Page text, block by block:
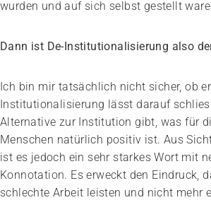
wurden und auf sich selbst gestellt
Dann ist De-Institutionalisierung also
Ich bin mir tatsächlich nicht sicher, ob
Institutionalisierung lässt darauf
Alternative zur Institution gibt, was für
Menschen natürlich positiv ist. Aus
ist es jedoch ein sehr starkes Wort mit
Konnotation. Es erweckt den Eindruck,
schlechte Arbeit leisten und nicht mehr